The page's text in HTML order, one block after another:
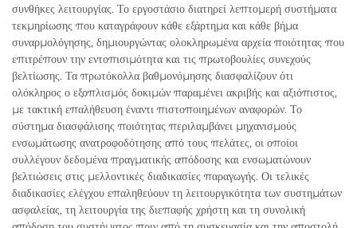
συνθήκες λειτουργίας. Το εργοστάσιο διατηρεί λεπτομερή συστήματα
τεκμηρίωσης που καταγράφουν κάθε εξάρτημα και κάθε βήμα
συναρμολόγησης, δημιουργώντας ολοκληρωμένα αρχεία ποιότητας που
επιτρέπουν την εντοπισιμότητα και τις πρωτοβουλίες συνεχούς
βελτίωσης. Τα πρωτόκολλα βαθμονόμησης διασφαλίζουν ότι
ολόκληρος ο εξοπλισμός δοκιμών παραμένει ακριβής και αξιόπιστος,
με τακτική επαλήθευση έναντι πιστοποιημένων αναφορών. Το
σύστημα διασφάλισης ποιότητας περιλαμβάνει μηχανισμούς
ενσωμάτωσης ανατροφοδότησης από τους πελάτες, οι οποίοι
συλλέγουν δεδομένα πραγματικής απόδοσης και ενσωματώνουν
βελτιώσεις στις μελλοντικές διαδικασίες παραγωγής. Οι τελικές
διαδικασίες ελέγχου επαληθεύουν τη λειτουργικότητα των συστημάτων
ασφαλείας, τη λειτουργία της διεπαφής χρήστη και τη συνολική